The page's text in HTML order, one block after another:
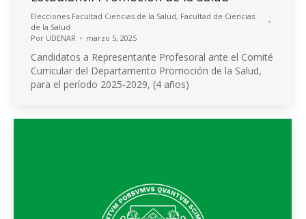
Elecciones Facultad Ciencias de la Salud, Facultad de Ciencias
de la Salud
Por UDENAR marzo 5, 2025
Candidatos a Representante Profesoral ante el Comité
Curricular del Departamento Promoción de la Salud,
para el período 2025-2029, (4 años)